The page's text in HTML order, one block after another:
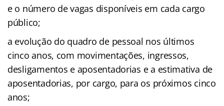
e o número de vagas disponíveis em cada cargo
público;
a evolução do quadro de pessoal nos últimos
cinco anos, com movimentações, ingressos,
desligamentos e aposentadorias e a estimativa de
aposentadorias, por cargo, para os próximos cinco
anos;